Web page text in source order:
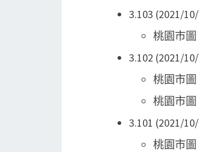
3.103 (2021/
桃園市
3.102 (2021/
桃園市
桃園市
3.101 (2021/
桃園市